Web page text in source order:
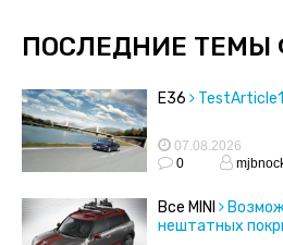
ПОСЛЕДНИЕ ТЕМЫ
E36
07.08.2026
0
Все MINI
нештатных